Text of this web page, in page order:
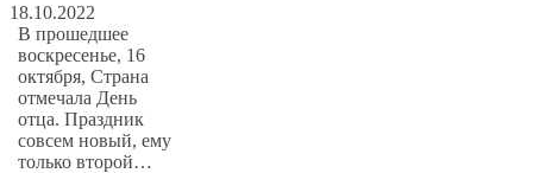
18.10.2022
В прошедшее
воскресенье, 16
октября, Страна
отмечала День
отца. Праздник
совсем новый, ему
только второй…